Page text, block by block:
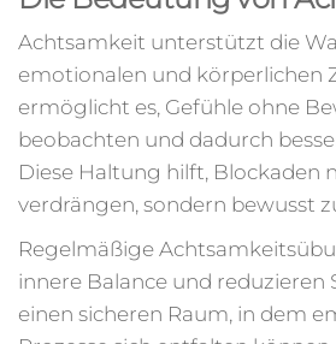
Achtsamkeit unterstützt die
emotionalen und körperlichen
ermöglicht es, Gefühle ohne
beobachten und dadurch
Diese Haltung hilft, Blockaden
verdrängen, sondern bewusst
Regelmäßige
innere Balance und reduzieren
einen sicheren Raum, in dem